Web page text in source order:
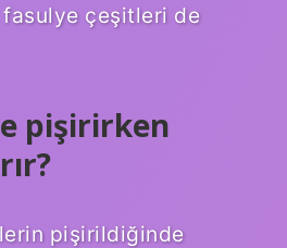
fasulye çeşitleri de
pişirirken
pişirildiğinde